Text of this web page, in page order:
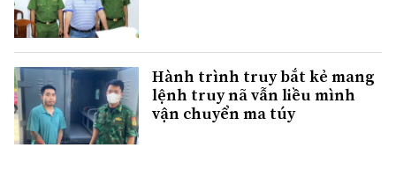
Hành trình truy bắt kẻ mang
lệnh truy nã vẫn liều mình
vận chuyển ma túy